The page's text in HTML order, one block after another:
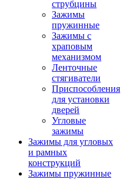
струбцины
Зажимы
пружинные
Зажимы с
храповым
механизмом
Ленточные
стягиватели
Приспособления
для установки
дверей
Угловые
зажимы
Зажимы для угловых
и рамных
конструкций
Зажимы пружинные